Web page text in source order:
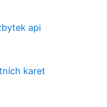
api
karet